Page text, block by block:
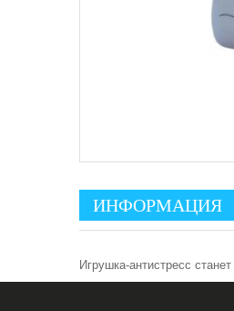
ИНФОРМАЦИЯ
Игрушка-антистресс